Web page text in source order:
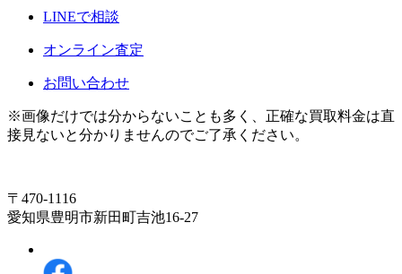
LINEで相談
オンライン査定
お問い合わせ
※画像だけでは分からないことも多く、正確な買取料金は直
接見ないと分かりませんのでご了承ください。
〒470-1116
愛知県豊明市新田町吉池16-27